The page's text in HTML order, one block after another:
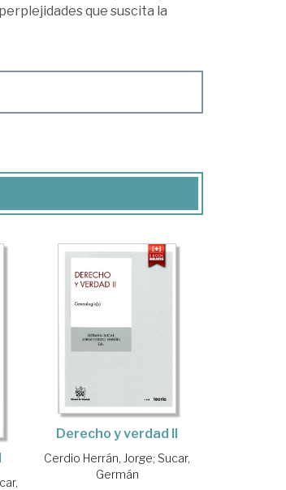
que suscita la
Derecho y verdad II
Cerdio Herrán, Jorge; Sucar,
Germán